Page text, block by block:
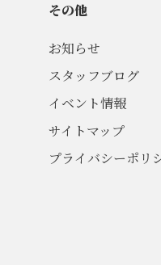
その他
お知らせ
スタッフブログ
イベント情報
サイトマップ
プライバシーポリ